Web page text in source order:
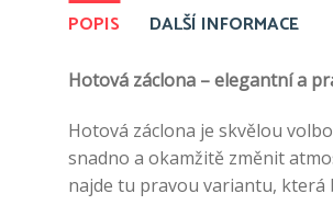
POPIS DALŠÍ INFORMACE
Hotová záclona – elegantní a
Hotová záclona je skvělou
snadno a okamžitě změnit
najde tu pravou variantu, která